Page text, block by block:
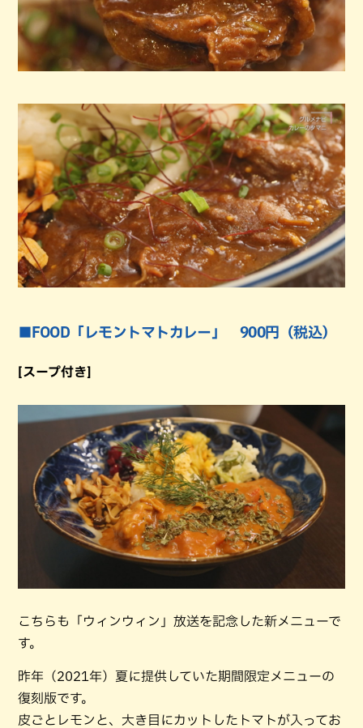
■FOOD「レモントマトカレー」 900円（税込）
[スープ付き]
こちらも「ウィンウィン」放送を記念した新メニューで
す。
昨年（2021年）夏に提供していた期間限定メニューの
復刻版です。
皮ごとレモンと、大き目にカットしたトマトが入ってお